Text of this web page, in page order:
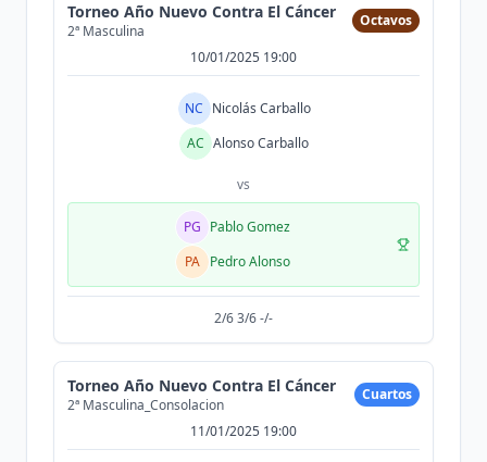
Torneo Año Nuevo Contra El Cáncer
2ª Masculina
Octavos
10/01/2025 19:00
NC Nicolás Carballo
AC Alonso Carballo
vs
PG Pablo Gomez
PA Pedro Alonso
2/6 3/6 -/-
Torneo Año Nuevo Contra El Cáncer
2ª Masculina_Consolacion
Cuartos
11/01/2025 19:00